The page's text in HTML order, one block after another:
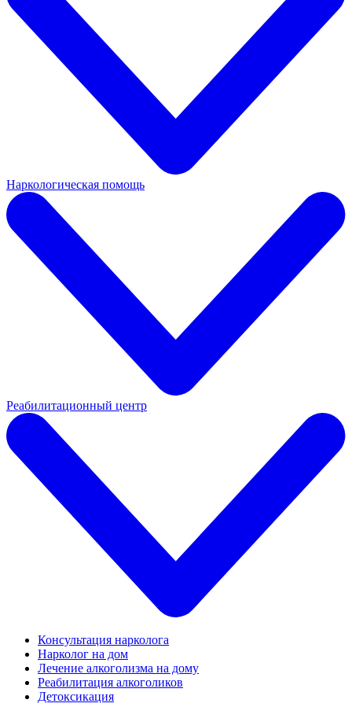
Наркологическая помощь
Реабилитационный центр
Консультация нарколога
Нарколог на дом
Лечение алкоголизма на дому
Реабилитация алкоголиков
Детоксикация